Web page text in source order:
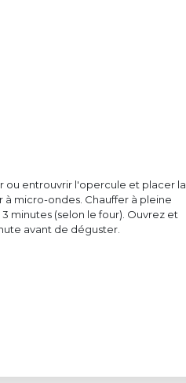
ou entrouvrir l'opercule et placer la
à micro-ondes. Chauffer à pleine
minutes (selon le four). Ouvrez et
avant de déguster.